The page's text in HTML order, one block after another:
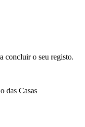
concluir o seu registo.
das Casas